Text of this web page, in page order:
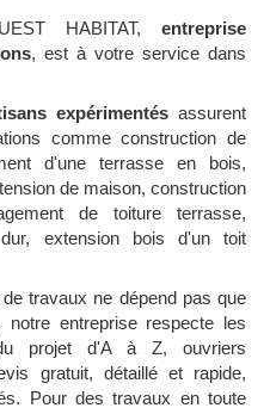
HABITAT, entreprise
, est à votre service dans
expérimentés assurent
comme construction de
d'une terrasse en bois,
de maison, construction
de toiture terrasse,
extension bois d'un toit
travaux ne dépend pas que
notre entreprise respecte les
projet d'A à Z, ouvriers
gratuit, détaillé et rapide,
Pour des travaux en toute